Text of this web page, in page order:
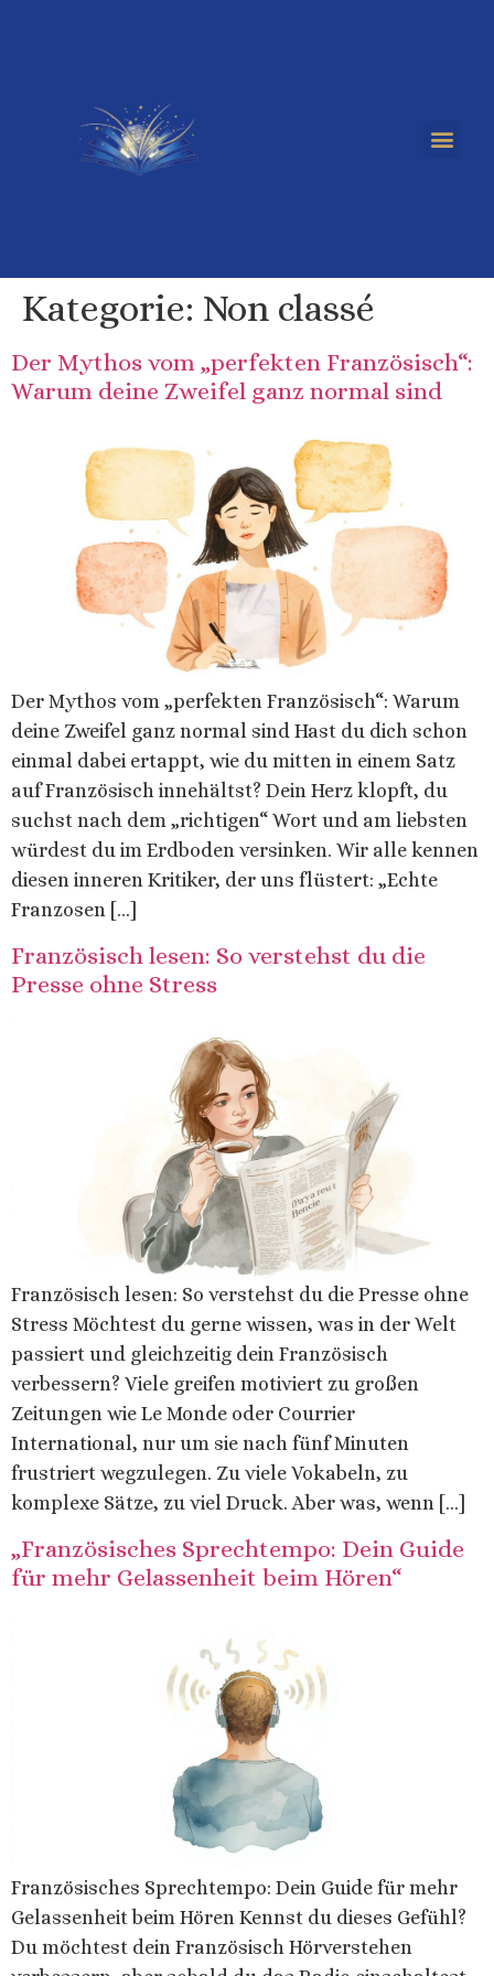
Kategorie: Non classé
Der Mythos vom „perfekten Französisch“:
Warum deine Zweifel ganz normal sind
Der Mythos vom „perfekten Französisch“: Warum
deine Zweifel ganz normal sind Hast du dich schon
einmal dabei ertappt, wie du mitten in einem Satz
auf Französisch innehältst? Dein Herz klopft, du
suchst nach dem „richtigen“ Wort und am liebsten
würdest du im Erdboden versinken. Wir alle kennen
diesen inneren Kritiker, der uns flüstert: „Echte
Franzosen […]
Französisch lesen: So verstehst du die
Presse ohne Stress
Französisch lesen: So verstehst du die Presse ohne
Stress Möchtest du gerne wissen, was in der Welt
passiert und gleichzeitig dein Französisch
verbessern? Viele greifen motiviert zu großen
Zeitungen wie Le Monde oder Courrier
International, nur um sie nach fünf Minuten
frustriert wegzulegen. Zu viele Vokabeln, zu
komplexe Sätze, zu viel Druck. Aber was, wenn […]
„Französisches Sprechtempo: Dein Guide
für mehr Gelassenheit beim Hören“
Französisches Sprechtempo: Dein Guide für mehr
Gelassenheit beim Hören Kennst du dieses Gefühl?
Du möchtest dein Französisch Hörverstehen